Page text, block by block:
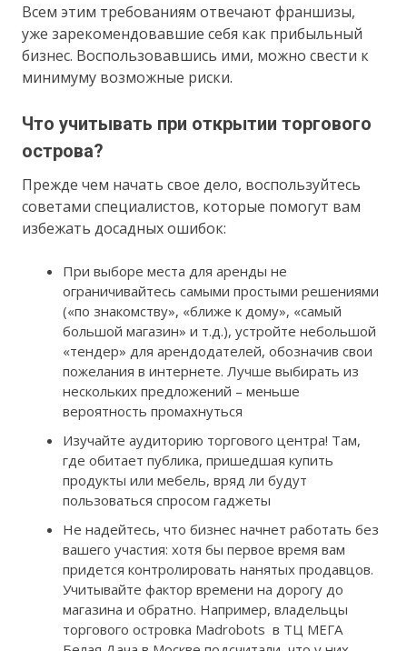
Всем этим требованиям отвечают франшизы,
уже зарекомендовавшие себя как прибыльный
бизнес. Воспользовавшись ими, можно свести к
минимуму возможные риски.
Что учитывать при открытии торгового
острова?
Прежде чем начать свое дело, воспользуйтесь
советами специалистов, которые помогут вам
избежать досадных ошибок:
При выборе места для аренды не
ограничивайтесь самыми простыми решениями
(«по знакомству», «ближе к дому», «самый
большой магазин» и т.д.), устройте небольшой
«тендер» для арендодателей, обозначив свои
пожелания в интернете. Лучше выбирать из
нескольких предложений – меньше
вероятность промахнуться
Изучайте аудиторию торгового центра! Там,
где обитает публика, пришедшая купить
продукты или мебель, вряд ли будут
пользоваться спросом гаджеты
Не надейтесь, что бизнес начнет работать без
вашего участия: хотя бы первое время вам
придется контролировать нанятых продавцов.
Учитывайте фактор времени на дорогу до
магазина и обратно. Например, владельцы
торгового островка Madrobots в ТЦ МЕГА